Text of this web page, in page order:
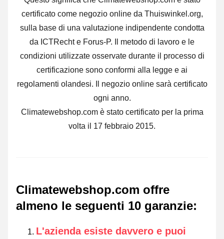
certificato come negozio online da Thuiswinkel.org,
sulla base di una valutazione indipendente condotta
da ICTRecht e Forus-P. Il metodo di lavoro e le
condizioni utilizzate osservate durante il processo di
certificazione sono conformi alla legge e ai
regolamenti olandesi. Il negozio online sarà certificato
ogni anno.
Climatewebshop.com è stato certificato per la prima
volta il 17 febbraio 2015.
Climatewebshop.com offre
almeno le seguenti 10 garanzie:
L'azienda esiste davvero e puoi